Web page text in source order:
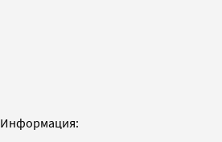
Информация: